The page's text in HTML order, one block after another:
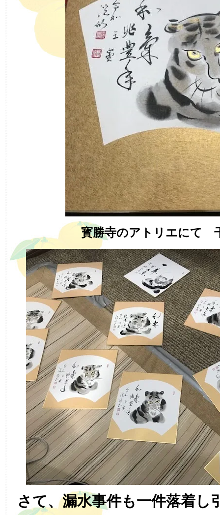
寳勝寺のアトリエにて
さて、漏水事件も一件落着し